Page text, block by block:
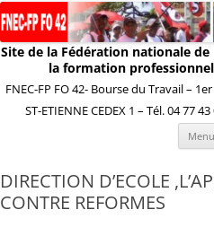
Site de la Fédération nationale
la formation
FNEC-FP FO 42- Bourse du Travail –
ST-ETIENNE CEDEX 1 – Tél. 04 77
Menu
DIRECTION D’ECOLE
CONTRE REFORMES